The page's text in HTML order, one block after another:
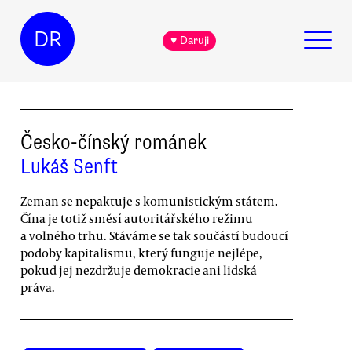
DR ♥ Daruji
Česko-čínský románek
Lukáš Senft
Zeman se nepaktuje s komunistickým státem.
Čína je totiž směsí autoritářského režimu
a volného trhu. Stáváme se tak součástí budoucí
podoby kapitalismu, který funguje nejlépe,
pokud jej nezdržuje demokracie ani lidská
práva.